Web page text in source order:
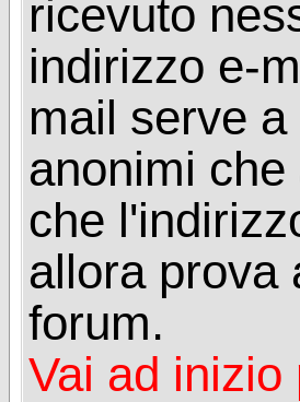
ricevuto
indirizzo e-
mail serve
anonimi che
che
allora prova
forum.
Vai ad inizio